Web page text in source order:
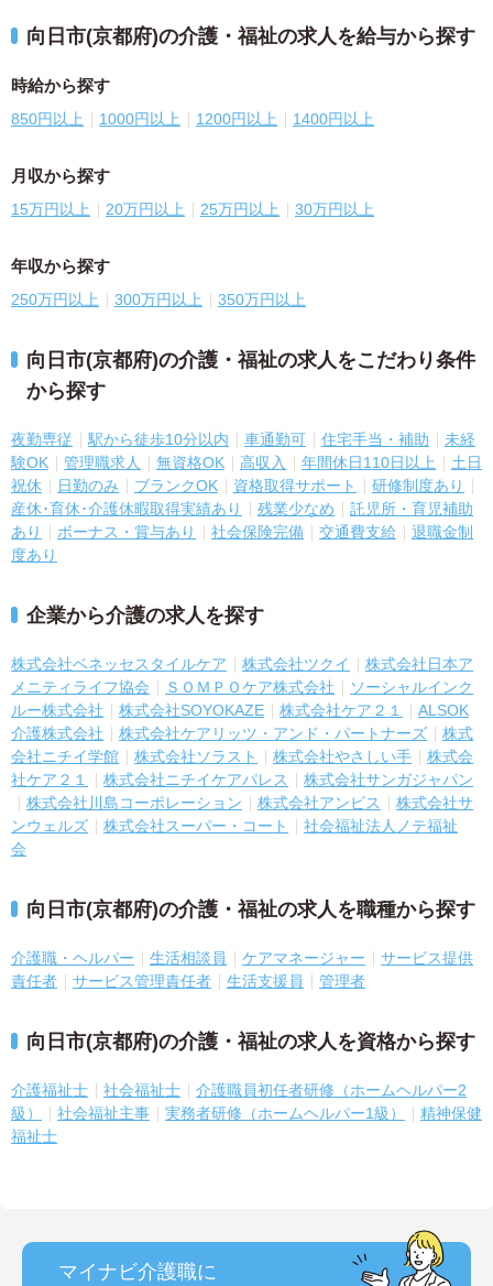
向日市(京都府)の介護・福祉の求人を給与から探す
時給から探す
850円以上 1000円以上 1200円以上 1400円以上
月収から探す
15万円以上 20万円以上 25万円以上 30万円以上
年収から探す
250万円以上 300万円以上 350万円以上
向日市(京都府)の介護・福祉の求人をこだわり条件
から探す
夜勤専従 駅から徒歩10分以内 車通勤可 住宅手当・補助
未経
験OK
管理職求人 無資格OK 高収入 年間休日110日以上
土日
祝休
日勤のみ ブランクOK 資格取得サポート
研修制度あり
産休･育休･介護休暇取得実績あり
残業少なめ
託児所・育児補助
あり
ボーナス・賞与あり 社会保険完備 交通費支給
退職金制
度あり
企業から介護の求人を探す
株式会社ベネッセスタイルケア 株式会社ツクイ
株式会社日本ア
メニティライフ協会
ＳＯＭＰＯケア株式会社
ソーシャルインク
ルー株式会社
株式会社SOYOKAZE 株式会社ケア２１
ALSOK
介護株式会社
株式会社ケアリッツ・アンド・パートナーズ
株式
会社ニチイ学館
株式会社ソラスト 株式会社やさしい手
株式会
社ケア２１
株式会社ニチイケアパレス
株式会社サンガジャパン
株式会社川島コーポレーション
株式会社アンビス
株式会社サ
ンウェルズ
株式会社スーパー・コート
社会福祉法人ノテ福祉
会
向日市(京都府)の介護・福祉の求人を職種から探す
介護職・ヘルパー 生活相談員 ケアマネージャー
サービス提供
責任者
サービス管理責任者 生活支援員 管理者
向日市(京都府)の介護・福祉の求人を資格から探す
介護福祉士 社会福祉士
介護職員初任者研修（ホームヘルパー2
級）
社会福祉主事 実務者研修（ホームヘルパー1級）
精神保健
福祉士
マイナビ介護職に